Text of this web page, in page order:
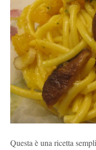
Questa è una ricetta